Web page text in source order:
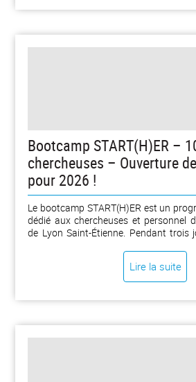
Bootcamp START(H)ER –
chercheuses – Ouverture
pour 2026 !
Le bootcamp START(H)ER est un
dédié aux chercheuses et personnel
de Lyon Saint-Étienne. Pendant trois
leurs résultats de recherche vers la
par le développement d’activité
Lire la suite